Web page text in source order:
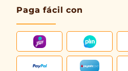
Paga fácil con